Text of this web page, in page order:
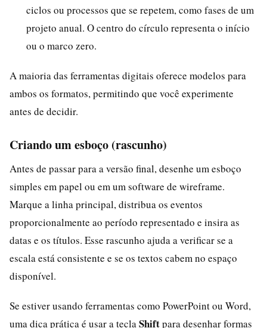
ciclos ou processos que se repetem, como fases de um
projeto anual. O centro do círculo representa o início
ou o marco zero.
A maioria das ferramentas digitais oferece modelos para
ambos os formatos, permitindo que você experimente
antes de decidir.
Criando um esboço (rascunho)
Antes de passar para a versão final, desenhe um esboço
simples em papel ou em um software de wireframe.
Marque a linha principal, distribua os eventos
proporcionalmente ao período representado e insira as
datas e os títulos. Esse rascunho ajuda a verificar se a
escala está consistente e se os textos cabem no espaço
disponível.
Se estiver usando ferramentas como PowerPoint ou Word,
uma dica prática é usar a tecla Shiftpara desenhar formas